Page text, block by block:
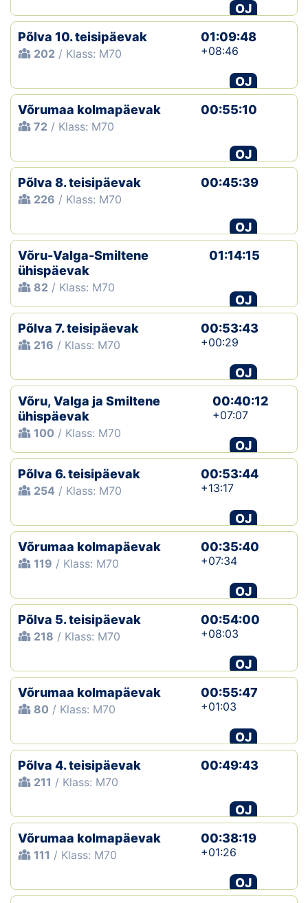
OJ
Põlva 10. teisipäevak
202 / Klass: M70
01:09:48
+08:46
OJ
Võrumaa kolmapäevak
72 / Klass: M70
00:55:10
OJ
Põlva 8. teisipäevak
226 / Klass: M70
00:45:39
OJ
Võru-Valga-Smiltene
ühispäevak
82 / Klass: M70
01:14:15
OJ
Põlva 7. teisipäevak
216 / Klass: M70
00:53:43
+00:29
OJ
Võru, Valga ja Smiltene
ühispäevak
100 / Klass: M70
00:40:12
+07:07
OJ
Põlva 6. teisipäevak
254 / Klass: M70
00:53:44
+13:17
OJ
Võrumaa kolmapäevak
119 / Klass: M70
00:35:40
+07:34
OJ
Põlva 5. teisipäevak
218 / Klass: M70
00:54:00
+08:03
OJ
Võrumaa kolmapäevak
80 / Klass: M70
00:55:47
+01:03
OJ
Põlva 4. teisipäevak
211 / Klass: M70
00:49:43
OJ
Võrumaa kolmapäevak
111 / Klass: M70
00:38:19
+01:26
OJ